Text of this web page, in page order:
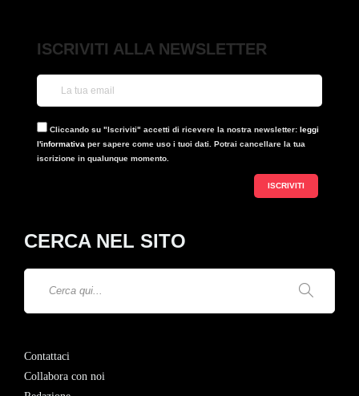
ISCRIVITI ALLA NEWSLETTER
Cliccando su "Iscriviti" accetti di ricevere la nostra newsletter: leggi
l'informativa per sapere come uso i tuoi dati. Potrai cancellare la tua
iscrizione in qualunque momento.
CERCA NEL SITO
Contattaci
Collabora con noi